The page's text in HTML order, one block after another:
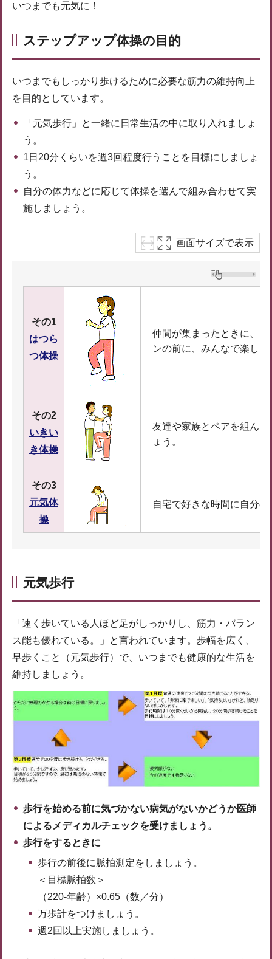
いつまでも元気に！
ステップアップ体操の目的
いつまでもしっかり歩けるために必要な筋力の維持向上
を目的としています。
「元気歩行」と一緒に日常生活の中に取り入れましょ
う。
1日20分くらいを週3回程度行うことを目標にしましょ
う。
自分の体力などに応じて体操を選んで組み合わせて実
施しましょう。
画面サイズで表示
その1
はつら
つ体操
仲間が集まったときに、
ンの前に、みんなで楽し
その2
いきい
き体操
友達や家族とペアを組ん
ょう。
その3
元気体
操
自宅で好きな時間に自分
元気歩行
「速く歩いている人ほど足がしっかりし、筋力・バラン
ス能も優れている。」と言われています。歩幅を広く、
早歩くこと（元気歩行）で、いつまでも健康的な生活を
維持しましょう。
歩行を始める前に気づかない病気がないかどうか医師
によるメディカルチェックを受けましょう。
歩行をするときに
歩行の前後に脈拍測定をしましょう。
＜目標脈拍数＞
（220-年齢）×0.65（数／分）
万歩計をつけましょう。
週2回以上実施しましょう。